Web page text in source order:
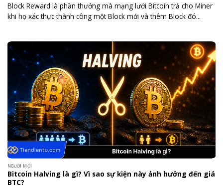
Block Reward là phần thưởng mà mạng lưới Bitcoin trả cho Miner
khi họ xác thực thành công một Block mới và thêm Block đó...
NGƯỜI MỚI
Bitcoin Halving là gì? Vì sao sự kiện này ảnh hưởng đến giá
BTC?